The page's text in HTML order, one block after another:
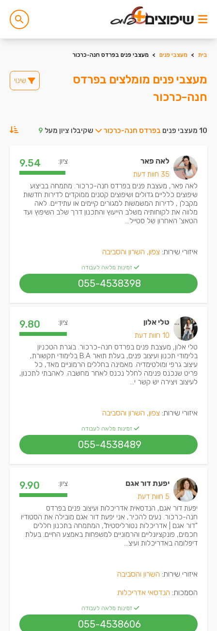
בית > מעצבי פנים > מעצבי פנים בפרדס חנה-כרכור
מעצבי פנים מומלצים בפרדס
חנה-כרכור
שינוי
10 מעצבי פנים בפרדס חנה-כרכור שקיבלו ציון מעל 9
לאה פאר
35 חוות דעת
ציון: 9.54
לאה פאר, מעצבת פנים בפרדס חנה-כרכור. מתמחה בביצוע
שיפוצים כלליים גדולים ושיפוצים קטנים ממוקדים לדירות חדשות
מקבלן , לדירות המשמשות למגורים קיימים או עתידיים. לאה
מלווה את לקוחותיה משלב הייעוץ והתכנון דרך שלב השיפוץ ועד
הטאצ' האחרון של סטייל...
איזורי שירות: צפון, השרון והסביבה
זמינות מלאה לעבודה
055-4538398
טלי אלון
10 חוות דעת
ציון: 9.80
טלי אלון, מעצבת פנים בפרדס חנה-כרכור. בוגרת הטכניון
בלימודי תכנון ועיצוב פנים, בעלת תואר B.A בלימודי תקשורת,
עיצוב גרפי ומולטימדיה. מאמינה בחללים הרמוניים מאד, כל
פריט שנכנס פנימה לחלל נכנס לאחר מחשבה. לאהבתי לתכנון,
לעיצוב ויצירה יש קשר י...
איזורי שירות: צפון, השרון והסביבה
זמינות מלאה לעבודה
055-4538489
יפעת דור אגם
5 חוות דעת
ציון: 9.90
יפעת דור אגם, הנדסאית אדריכלות ועיצוב פנים בפרדס
חנה-כרכור. נעים להכיר, אני יפעת דור אגם מובילה את הסטודיו
"דור אגם | אדריכלות נטורליסטית”, המתמחה בתכנון חללים
חכמים, פונקציונליים והרמוניים למשפחות באמצע החיים. בעלת
דיפלומה באדריכלות ועיצ...
איזורי שירות: השרון והסביבה
הסמכות: הנדסאי אדריכלות
זמינות מלאה לעבודה
055-4538606